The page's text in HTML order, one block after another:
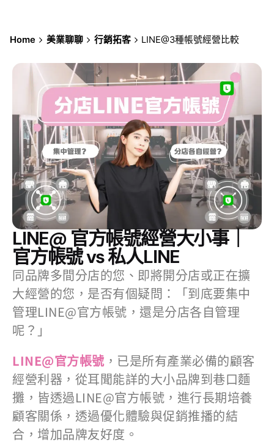
Home 美業聊聊 行銷拓客 LINE@3種帳號經營比較
LINE@ 官方帳號經營大小事｜
官方帳號 vs 私人LINE
同品牌多間分店的您、即將開分店或正在擴
大經營的您，是否有個疑問：「到底要集中
管理LINE@官方帳號，還是分店各自管理
呢？」​
LINE@官方帳號 ，已是所有產業必備的顧客
經營利器，從耳聞能詳的大小品牌到巷口麵
攤，皆透過LINE@官方帳號，進行長期培養
顧客關係，透過優化體驗與促銷推播的結
合，增加品牌友好度。​